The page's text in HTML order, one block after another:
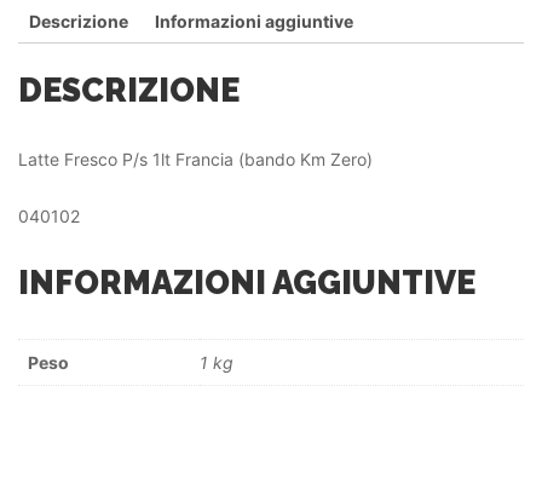
Descrizione Informazioni aggiuntive
DESCRIZIONE
Latte Fresco P/s 1lt Francia (bando Km Zero)
040102
INFORMAZIONI AGGIUNTIVE
Peso 1 kg